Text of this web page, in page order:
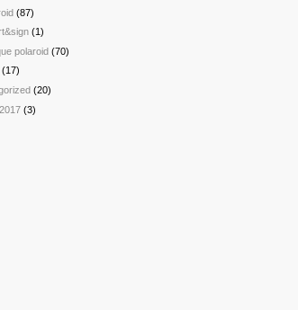
(87)
(1)
polaroid (70)
(17)
(20)
(3)